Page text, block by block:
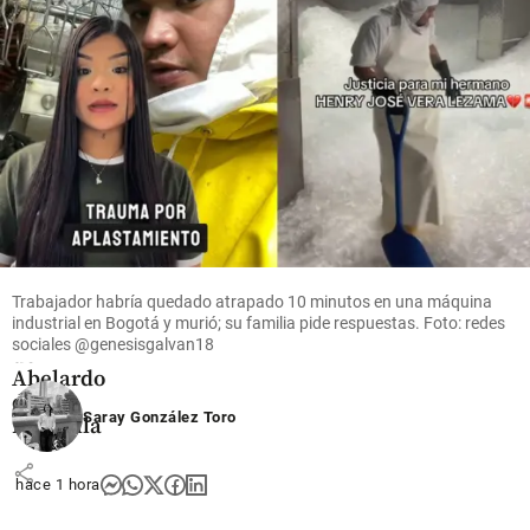
Colombia
¡Pilas!
Estas son
las
ciudades
donde
seca por
posesión
de
Abelardo
de la
Espriella
share
Trabajador habría quedado atrapado 10 minutos en una máquina
industrial en Bogotá y murió; su familia pide respuestas. Foto: redes
sociales @genesisgalvan18
Saray González Toro
hace 1 hora